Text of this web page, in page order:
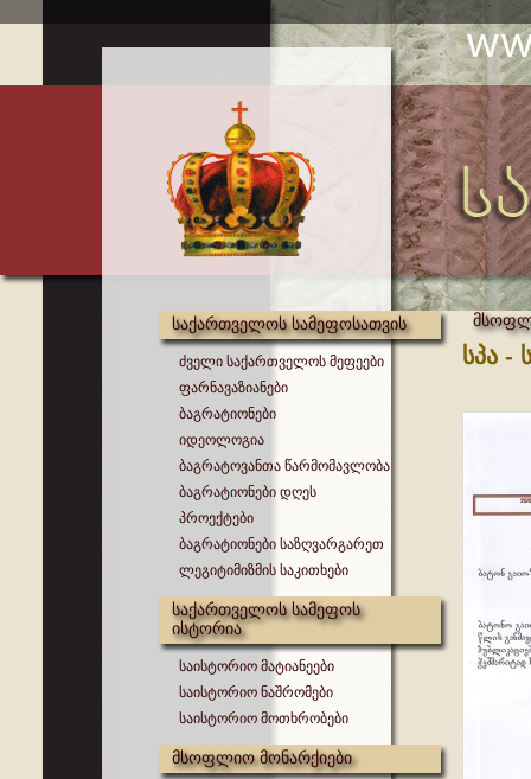
საქართველოს სამეფოსათვის
ძველი საქართველოს მეფეები
ფარნავაზიანები
ბაგრატიონები
იდეოლოგია
ბაგრატოვანთა წარმომავლობა
ბაგრატიონები დღეს
პროექტები
ბაგრატიონები საზღვარგარეთ
ლეგიტიმიზმის საკითხები
საქართველოს სამეფოს
ისტორია
საისტორიო მატიანეები
საისტორიო ნაშრომები
საისტორიო მოთხრობები
მსოფლიო მონარქიები
სპა -